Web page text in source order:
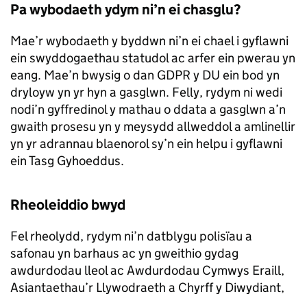
Pa wybodaeth ydym ni’n ei chasglu?
Mae’r wybodaeth y byddwn ni’n ei chael i gyflawni
ein swyddogaethau statudol ac arfer ein pwerau yn
eang. Mae’n bwysig o dan GDPR y DU ein bod yn
dryloyw yn yr hyn a gasglwn. Felly, rydym ni wedi
nodi’n gyffredinol y mathau o ddata a gasglwn a’n
gwaith prosesu yn y meysydd allweddol a amlinellir
yn yr adrannau blaenorol sy’n ein helpu i gyflawni
ein Tasg Gyhoeddus.
Rheoleiddio bwyd
Fel rheolydd, rydym ni’n datblygu polisïau a
safonau yn barhaus ac yn gweithio gydag
awdurdodau lleol ac Awdurdodau Cymwys Eraill,
Asiantaethau’r Llywodraeth a Chyrff y Diwydiant,